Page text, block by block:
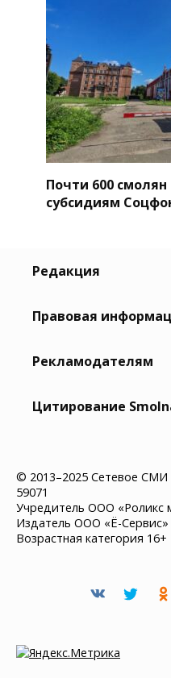
Почти 600
субсидиям
Редакция
Правовая
Рекламодателям
Цитирование
© 2013–2025 Сетевое
59071
Учредитель ООО «Роликс
Издатель ООО «Ё-Сервис»
Возрастная категория 16+